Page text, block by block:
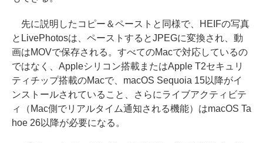
先に説明したコピー＆ペーストと同様で、HEIFの写真
とLivePhotosは、ペーストするとJPEGに変換され、動
画はMOVで保存される。すべてのMacで対応しているの
ではなく、Appleシリコン搭載またはApple T2セキュリ
ティチップ搭載のMacで、macOS Sequoia 15以降がイ
ンストールされていること、さらにライブアクティビテ
ィ（Mac側でリアルタイム通知される機能）はmacOS Ta
hoe 26以降が必要になる。